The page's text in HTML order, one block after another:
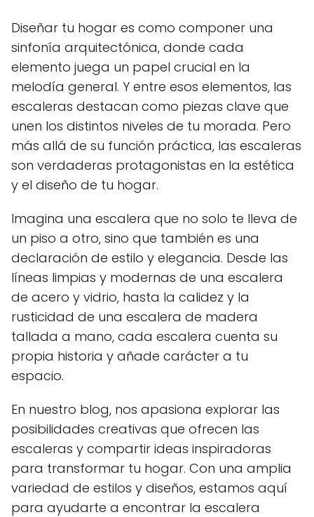
Diseñar tu hogar es como componer una
sinfonía arquitectónica, donde cada
elemento juega un papel crucial en la
melodía general. Y entre esos elementos, las
escaleras destacan como piezas clave que
unen los distintos niveles de tu morada. Pero
más allá de su función práctica, las escaleras
son verdaderas protagonistas en la estética
y el diseño de tu hogar.
Imagina una escalera que no solo te lleva de
un piso a otro, sino que también es una
declaración de estilo y elegancia. Desde las
líneas limpias y modernas de una escalera
de acero y vidrio, hasta la calidez y la
rusticidad de una escalera de madera
tallada a mano, cada escalera cuenta su
propia historia y añade carácter a tu
espacio.
En nuestro blog, nos apasiona explorar las
posibilidades creativas que ofrecen las
escaleras y compartir ideas inspiradoras
para transformar tu hogar. Con una amplia
variedad de estilos y diseños, estamos aquí
para ayudarte a encontrar la escalera